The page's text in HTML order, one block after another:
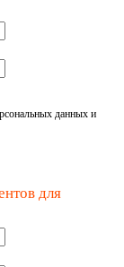
данных и
для